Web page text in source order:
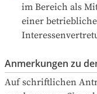
im Bereich als
einer
Anmerkungen zu
Auf schriftlichen